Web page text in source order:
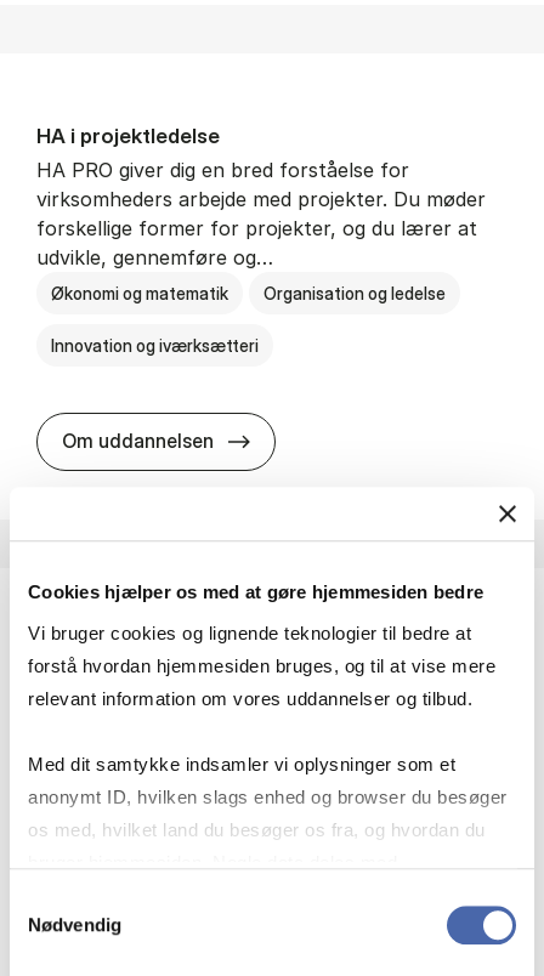
Cookies hjælper os med at gøre hjemmesiden bedre
Vi bruger cookies og lignende teknologier til bedre at
forstå hvordan hjemmesiden bruges, og til at vise mere
relevant information om vores uddannelser og tilbud.
Med dit samtykke indsamler vi oplysninger som et
anonymt ID, hvilken slags enhed og browser du besøger
os med, hvilket land du besøger os fra, og hvordan du
markedsføring. Du bestemmer selv - og kan altid trække
Nødvendig
HA i pro­jekt­le­del­se
HA PRO giver dig en bred forståelse for
virksomheders arbejde med projekter. Du møder
forskellige former for projekter, og du lærer at
udvikle, gennemføre og…
Økonomi og matematik Organisation og ledelse
Innovation og iværksætteri
Om uddannelsen HA i pro­jekt­le­del­se
HA(fil.) - erhvervs­økonomi og fi­lo­so­fi
virksomheder møder i vores komplekse verden.
effektivitet og…
Økonomi og matematik Kultur og samfund